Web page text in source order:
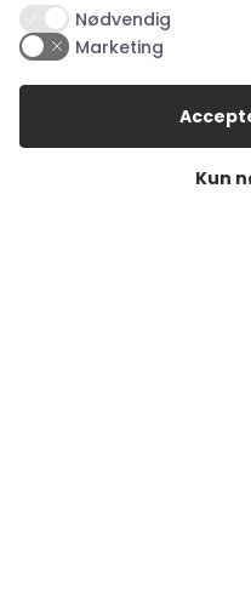
Storegade 2, 6100
Tlf: 28 83 90 33
Storetorv 2A, 6200
Nødvendig
Marketing
Kun